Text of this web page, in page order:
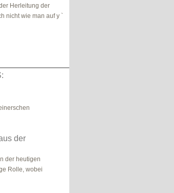
Herleitung der
nicht wie man auf y `
der
der heutigen
Rolle, wobei